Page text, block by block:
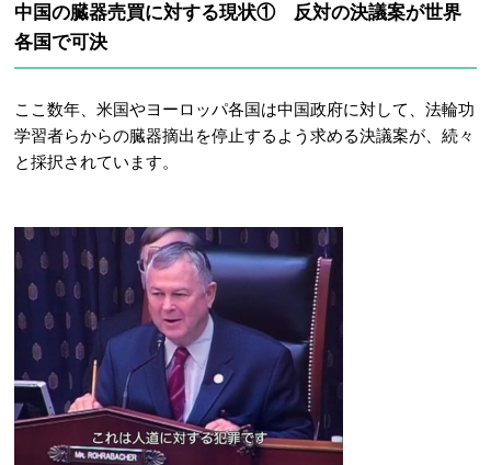
中国の臓器売買に対する現状① 反対の決議案が世界
各国で可決
ここ数年、米国やヨーロッパ各国は中国政府に対して、法輪功
学習者らからの臓器摘出を停止するよう求める決議案が、続々
と採択されています。